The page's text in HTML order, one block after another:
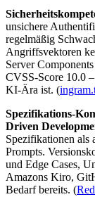
unsichere
regelmäßig
Angriffsvektoren
Server
CVSS-Score 10.0
KI-Ära ist. (
Spezifikations-
Driven
Spezifikationen als
Prompts.
und Edge Cases,
Amazons Kiro,
Bedarf bereits. (